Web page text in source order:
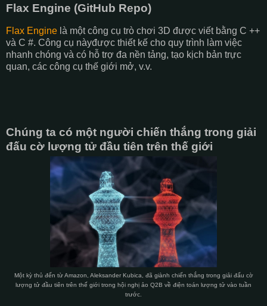
Flax Engine (GitHub Repo)
Flax Engine là một công cụ trò chơi 3D được viết bằng C ++
và C #. Công cụ nàyđược thiết kế cho quy trình làm việc
nhanh chóng và có hỗ trợ đa nền tảng, tạo kịch bản trực
quan, các công cụ thế giới mở, v.v.
Chúng ta có một người chiến thắng trong giải
đấu cờ lượng tử đầu tiên trên thế giới
Một kỳ thủ đến từ Amazon, Aleksander Kubica, đã giành chiến thắng trong giải đấu cờ
lượng tử đầu tiên trên thế giới trong hội nghị ảo Q2B về điện toán lượng tử vào tuần
trước.